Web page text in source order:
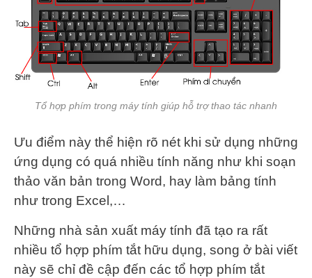
Tổ hợp phím trong máy tính giúp hỗ trợ thao tác nhanh
Ưu điểm này thể hiện rõ nét khi sử dụng những
ứng dụng có quá nhiều tính năng như khi soạn
thảo văn bản trong Word, hay làm bảng tính
như trong Excel,…
Những nhà sản xuất máy tính đã tạo ra rất
nhiều tổ hợp phím tắt hữu dụng, song ở bài viết
này sẽ chỉ đề cập đến các tổ hợp phím tắt